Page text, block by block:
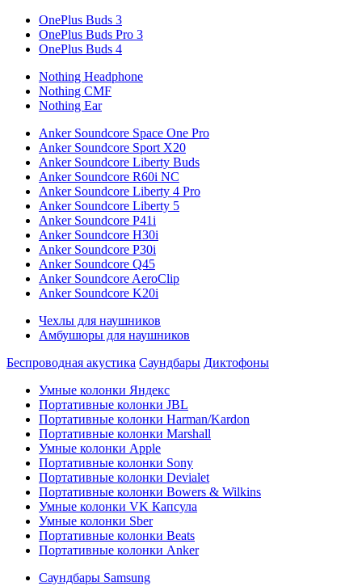
OnePlus Buds 3
OnePlus Buds Pro 3
OnePlus Buds 4
Nothing Headphone
Nothing CMF
Nothing Ear
Anker Soundcore Space One Pro
Anker Soundcore Sport X20
Anker Soundcore Liberty Buds
Anker Soundcore R60i NC
Anker Soundcore Liberty 4 Pro
Anker Soundcore Liberty 5
Anker Soundcore P41i
Anker Soundcore H30i
Anker Soundcore P30i
Anker Soundcore Q45
Anker Soundcore AeroClip
Anker Soundcore K20i
Чехлы для наушников
Амбушюры для наушников
Беспроводная акустика Саундбары Диктофоны
Умные колонки Яндекс
Портативные колонки JBL
Портативные колонки Harman/Kardon
Портативные колонки Marshall
Умные колонки Apple
Портативные колонки Sony
Портативные колонки Devialet
Портативные колонки Bowers & Wilkins
Умные колонки VK Капсула
Умные колонки Sber
Портативные колонки Beats
Портативные колонки Anker
Саундбары Samsung